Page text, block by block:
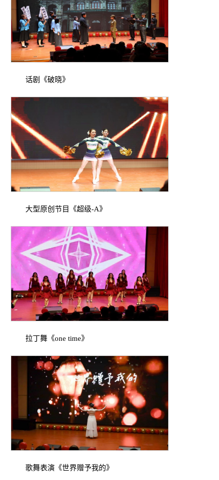
话剧《破晓》
大型原创节目《超级-A》
拉丁舞《one time》
歌舞表演《世界赠予我的》